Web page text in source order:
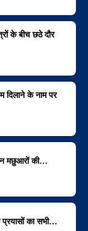
के बीच छठे दौर
के नाम पर
मछुआरों की…
प्रयासों का सभी…